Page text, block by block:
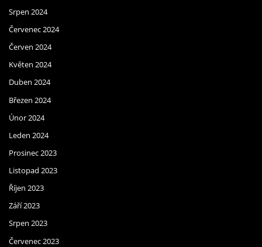
Srpen 2024
Červenec 2024
Červen 2024
Květen 2024
Duben 2024
Březen 2024
Únor 2024
Leden 2024
Prosinec 2023
Listopad 2023
Říjen 2023
Září 2023
Srpen 2023
Červenec 2023